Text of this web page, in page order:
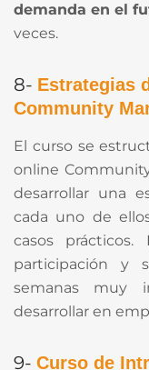
demanda en el
veces.
8- Estrategias
Community
El curso se
online
desarrollar una
cada uno de
casos
participación y
semanas muy
desarrollar en
9- Curso de